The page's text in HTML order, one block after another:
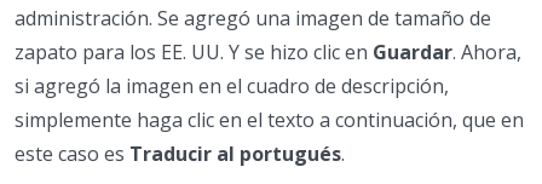
administración. Se agregó una imagen de tamaño de
zapato para los EE. UU. Y se hizo clic en Guardar. Ahora,
si agregó la imagen en el cuadro de descripción,
simplemente haga clic en el texto a continuación, que en
este caso es Traducir al portugués.